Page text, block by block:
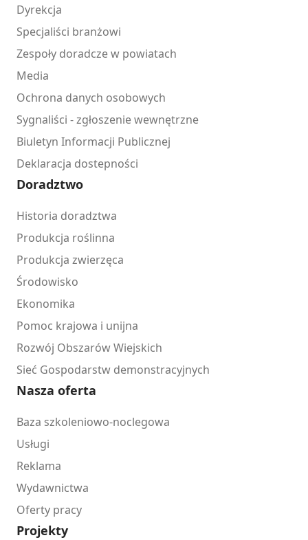
Dyrekcja
Specjaliści branżowi
Zespoły doradcze w powiatach
Media
Ochrona danych osobowych
Sygnaliści - zgłoszenie wewnętrzne
Biuletyn Informacji Publicznej
Deklaracja dostepności
Doradztwo
Historia doradztwa
Produkcja roślinna
Produkcja zwierzęca
Środowisko
Ekonomika
Pomoc krajowa i unijna
Rozwój Obszarów Wiejskich
Sieć Gospodarstw demonstracyjnych
Nasza oferta
Baza szkoleniowo-noclegowa
Usługi
Reklama
Wydawnictwa
Oferty pracy
Projekty